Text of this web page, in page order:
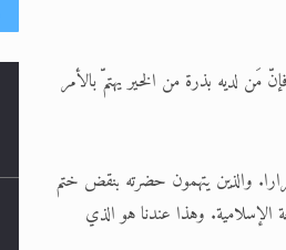
لديه بذرة من الخير يهتمّ بالأمر
والذين يتهمون حضرته بنقض ختم
الإسلامية. وهذا عندنا هو الذي